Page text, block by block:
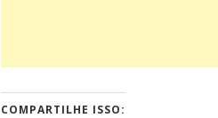
COMPARTILHE ISSO: